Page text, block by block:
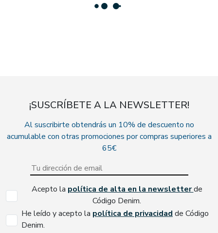
¡SUSCRÍBETE A LA NEWSLETTER!
Al suscribirte obtendrás un 10% de descuento no
acumulable con otras promociones por compras superiores a
65€
Acepto la política de alta en la newsletterde
Código Denim.
He leído y acepto la política de privacidad de Código
Denim.